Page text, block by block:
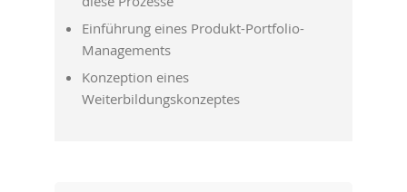
Einführung eines Produkt-Portfolio-
Managements
Konzeption eines
Weiterbildungskonzeptes